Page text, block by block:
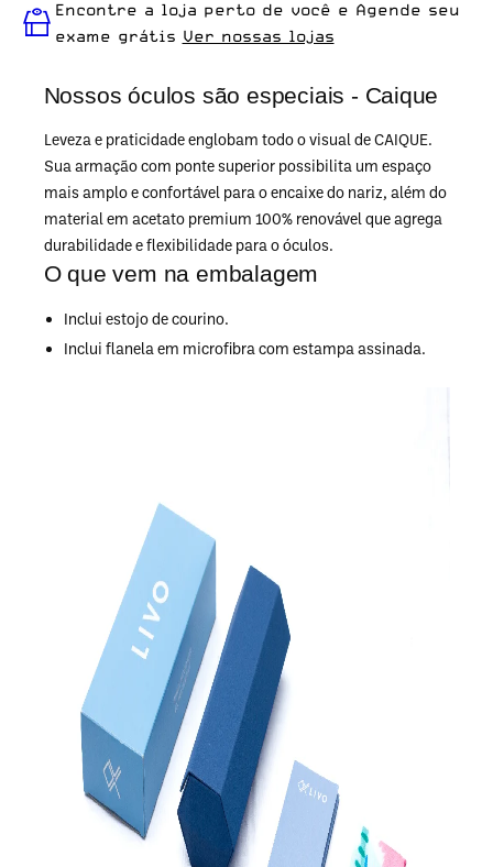
Nossos óculos são especiais - Caique
Leveza e praticidade englobam todo o visual de CAIQUE.
Sua armação com ponte superior possibilita um espaço
mais amplo e confortável para o encaixe do nariz, além do
material em acetato premium 100% renovável que agrega
durabilidade e flexibilidade para o óculos.
O que vem na embalagem
Inclui estojo de courino.
Inclui flanela em microfibra com estampa assinada.
é ideal para quem busca um óculos confortável para o dia a
dia.
Encontre a loja perto de você e Agende seu
exame grátis Ver nossas lojas